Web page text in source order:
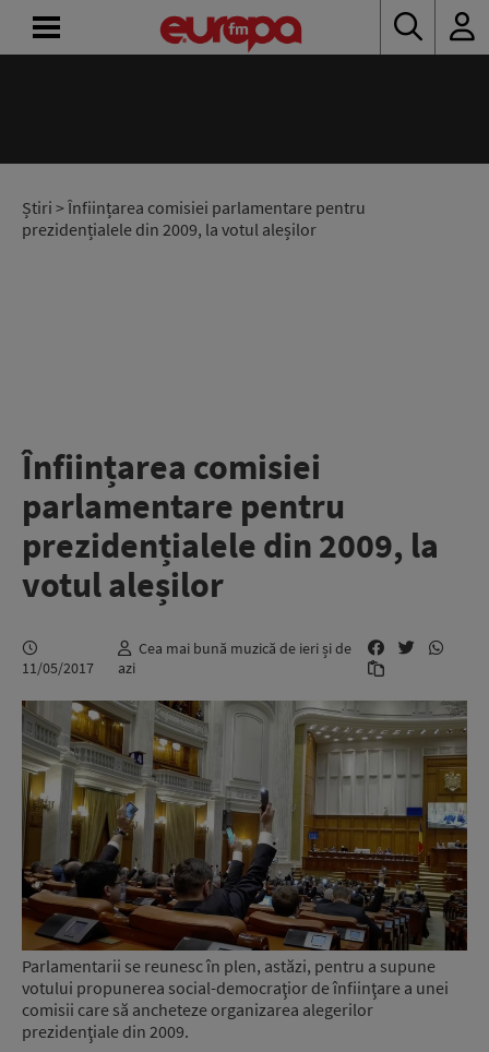
Știri > Înființarea comisiei parlamentare pentru
prezidențialele din 2009, la votul aleșilor
Înființarea comisiei
parlamentare pentru
prezidențialele din 2009, la
votul aleșilor
11/05/2017
Cea mai bună muzică de ieri și de
azi
Parlamentarii se reunesc în plen, astăzi, pentru a supune
votului propunerea social-democraţior de înfiinţare a unei
comisii care să ancheteze organizarea alegerilor
prezidenţiale din 2009.
RADIO